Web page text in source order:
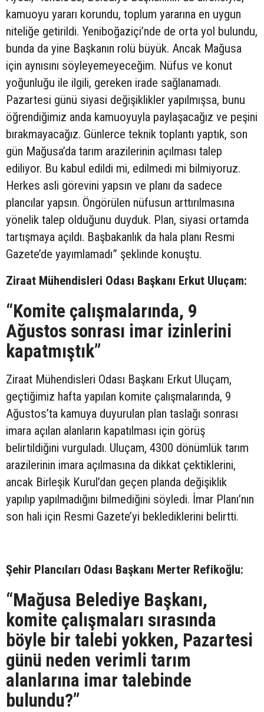
kamuoyu yararı korundu, toplum yararına en uygun
niteliğe getirildi. Yeniboğaziçi’nde de orta yol bulundu,
bunda da yine Başkanın rolü büyük. Ancak Mağusa
için aynısını söyleyemeyeceğim. Nüfus ve konut
yoğunluğu ile ilgili, gereken irade sağlanamadı.
Pazartesi günü siyasi değişiklikler yapılmışsa, bunu
öğrendiğimiz anda kamuoyuyla paylaşacağız ve peşini
bırakmayacağız. Günlerce teknik toplantı yaptık, son
gün Mağusa’da tarım arazilerinin açılması talep
ediliyor. Bu kabul edildi mi, edilmedi mi bilmiyoruz.
Herkes asli görevini yapsın ve planı da sadece
plancılar yapsın. Öngörülen nüfusun arttırılmasına
yönelik talep olduğunu duyduk. Plan, siyasi ortamda
tartışmaya açıldı. Başbakanlık da hala planı Resmi
Gazete’de yayımlamadı” şeklinde konuştu.
Ziraat Mühendisleri Odası Başkanı Erkut Uluçam:
“Komite çalışmalarında, 9
Ağustos sonrası imar izinlerini
kapatmıştık”
Ziraat Mühendisleri Odası Başkanı Erkut Uluçam,
geçtiğimiz hafta yapılan komite çalışmalarında, 9
Ağustos’ta kamuya duyurulan plan taslağı sonrası
imara açılan alanların kapatılması için görüş
belirtildiğini vurguladı. Uluçam, 4300 dönümlük tarım
arazilerinin imara açılmasına da dikkat çektiklerini,
ancak Birleşik Kurul’dan geçen planda değişiklik
yapılıp yapılmadığını bilmediğini söyledi. İmar Planı’nın
son hali için Resmi Gazete’yi beklediklerini belirtti.
Şehir Plancıları Odası Başkanı Merter Refikoğlu:
“Mağusa Belediye Başkanı,
komite çalışmaları sırasında
böyle bir talebi yokken, Pazartesi
günü neden verimli tarım
alanlarına imar talebinde
bulundu?”